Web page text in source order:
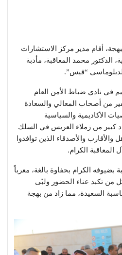
أقام مدير مركز الاستشارات
الدكتور محمد المعاقبة، مأدبة
“قيس”.
في نادي ضباط الأمن العام
من أصحاب المعالي والسعادة
الأكاديمية والسياسية
كبير من زملاء العريس في السلك
والأصدقاء الذين توافدوا
المعاقبة الكرام.
الكرام بحفاوة بالغة، معرباً
من تكبد عناء الحضور ولبّى
السعيدة، مما زاد من بهجة